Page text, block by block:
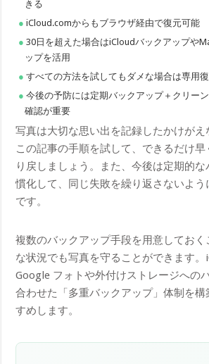
きる
iCloud.comからもブラウザ経由で復元可能
30日を超えた場合はiCloudバックアップや
ップを活用
すべての方法を試してもダメな場合は専用
今後の予防には定期バックアップ＋クリー
確認が重要
写真は大切な思い出を記録したかけがえ
この記事の手順を試して、できるだけ早
り戻しましょう。また、今後は定期的
慣化して、同じ失敗を繰り返さないよう
です。
複数のバックアップ手段を用意しておく
な状況でも写真を守ることができます。
Google フォトや外付けストレージへの
合わせた「多重バックアップ」体制を構
すめします。